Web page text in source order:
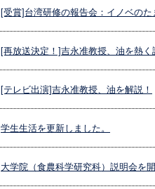
[受賞]台湾研修の報告会：イノベの
[再放送決定！]吉永准教授、油を熱く
[テレビ出演]吉永准教授、油を解説！
学生生活を更新しました。
大学院（食農科学研究科）説明会を開